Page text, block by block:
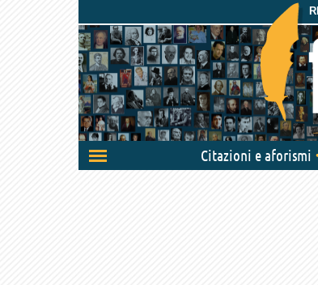
Attiva/disattiva
navigazione
Citazioni e aforismi